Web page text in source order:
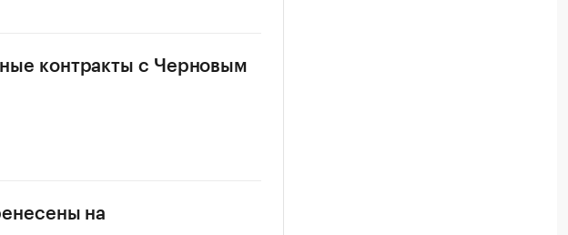
контракты с Черновым
на